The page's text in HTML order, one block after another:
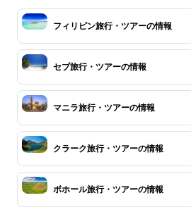
フィリピン旅行・ツアーの情報
セブ旅行・ツアーの情報
マニラ旅行・ツアーの情報
クラーク旅行・ツアーの情報
ボホール旅行・ツアーの情報